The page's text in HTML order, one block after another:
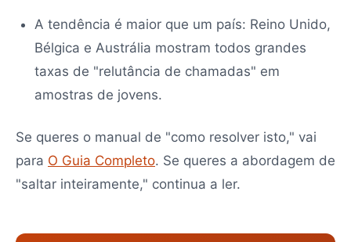
A tendência é maior que um país: Reino Unido,
Bélgica e Austrália mostram todos grandes
taxas de "relutância de chamadas" em
amostras de jovens.
Se queres o manual de "como resolver isto," vai
para O Guia Completo. Se queres a abordagem de
"saltar inteiramente," continua a ler.